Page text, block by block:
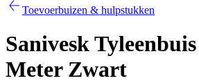
Toevoerbuizen & hulpstukken
Sanivesk
Meter Zwart